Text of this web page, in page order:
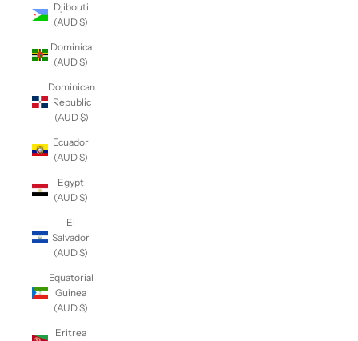
Djibouti
(AUD $)
Dominica
(AUD $)
Dominican
Republic
(AUD $)
Ecuador
(AUD $)
Egypt
(AUD $)
El
Salvador
(AUD $)
Equatorial
Guinea
(AUD $)
Eritrea